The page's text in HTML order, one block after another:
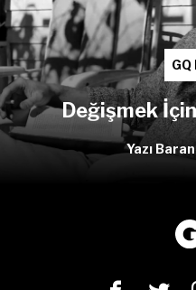
Değişmek
Yazı